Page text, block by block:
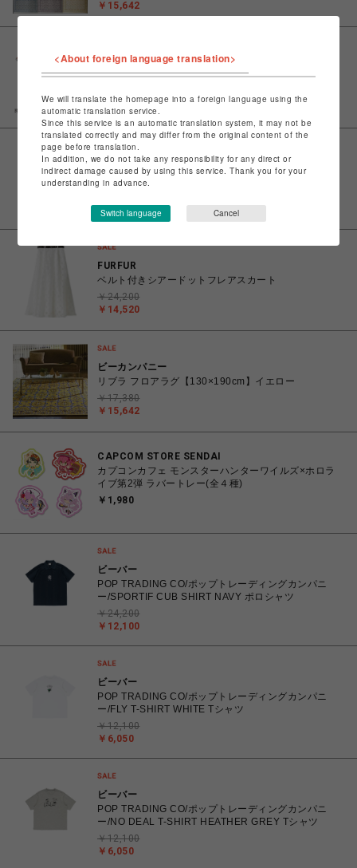
￥15,642
FURFUR
スヌーピーコラボ総柄Tシャツ
￥3,960
￥7,920
FURFUR
ミニフラワープリントスウェットパンツ
￥9,240
FURFUR
ベルト付きシアードットフレアスカート
￥14,520
￥24,200
ビーカンパニー
リブラ フロアラグ【130×190cm】イエロー
￥15,642
￥17,380
CAPCOM STORE SENDAI
カプコンカフェ モンスターハンターワイルズ×ホロラ
イブ第2弾 ラバートレー(全４種)
￥1,980
ビーバー
POP TRADING CO/ポップトレーディングカンパニ
ー/SPORTIF CUB SHIRT NAVY ポロシャツ
￥12,100
￥24,200
ビーバー
POP TRADING CO/ポップトレーディングカンパニ
ー/FLY T-SHIRT WHITE Tシャツ
￥6,050
￥12,100
ビーバー
POP TRADING CO/ポップトレーディングカンパニ
ー/NO DEAL T-SHIRT HEATHER GREY Tシャツ
￥6,050
￥12,100
<About foreign language translation>
We will translate the homepage into a foreign language using the
automatic translation service.
Since this service is an automatic translation system, it may not be
translated correctly and may differ from the original content of the
page before translation.
In addition, we do not take any responsibility for any direct or
indirect damage caused by using this service. Thank you for your
understanding in advance.
Switch language Cancel